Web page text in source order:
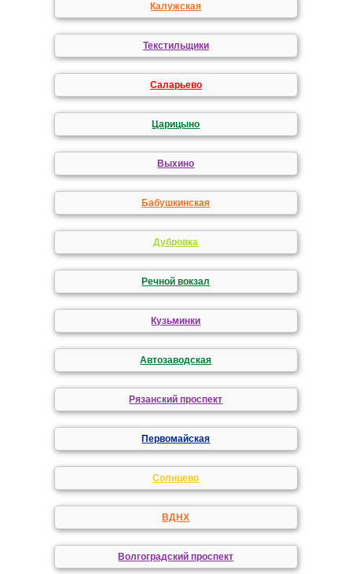
Калужская
Текстильщики
Саларьево
Царицыно
Выхино
Бабушкинская
Дубровка
Речной вокзал
Кузьминки
Автозаводская
Рязанский проспект
Первомайская
Солнцево
ВДНХ
Волгоградский проспект